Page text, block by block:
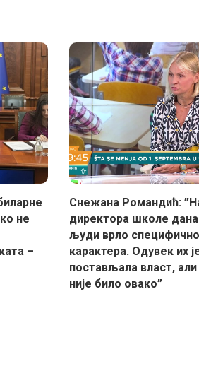
не
–
Снежана Романдић:
директора школе
људи врло
карактера. Одувек их
постављала власт,
није било овако”